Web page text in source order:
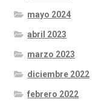
mayo 2024
abril 2023
marzo 2023
diciembre 2022
febrero 2022